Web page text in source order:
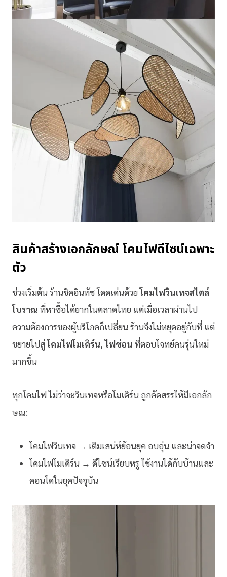
สินค้าสร้างเอกลักษณ์ โคมไฟดีไซน์เฉพาะ
ตัว
ช่วงเริ่มต้น ร้านชิคอินทัช โดดเด่นด้วยโคมไฟวินเทจสไตล์
โบราณ ที่หาซื้อได้ยากในตลาดไทย แต่เมื่อเวลาผ่านไป
ความต้องการของผู้บริโภคก็เปลี่ยน ร้านจึงไม่หยุดอยู่กับที่ แต่
ขยายไปสู่โคมไฟโมเดิร์น, ไฟซ่อน ที่ตอบโจทย์คนรุ่นใหม่
มากขึ้น
ทุกโคมไฟ ไม่ว่าจะวินเทจหรือโมเดิร์น ถูกคัดสรรให้มีเอกลัก
ษณ:
โคมไฟวินเทจ → เติมเสน่ห์ย้อนยุค อบอุ่น และน่าจดจำ
โคมไฟโมเดิร์น → ดีไซน์เรียบหรู ใช้งานได้กับบ้านและ
คอนโดในยุคปัจจุบัน